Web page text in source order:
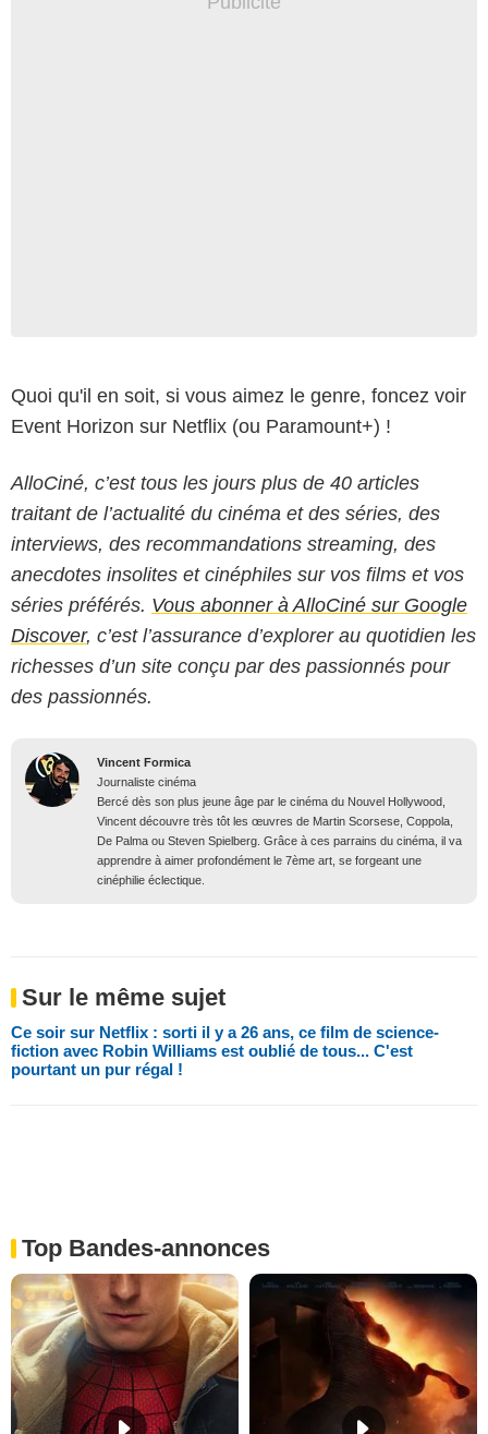
Quoi qu'il en soit, si vous aimez le genre, foncez voir
Event Horizon sur Netflix (ou Paramount+) !
AlloCiné, c’est tous les jours plus de 40 articles
traitant de l’actualité du cinéma et des séries, des
interviews, des recommandations streaming, des
anecdotes insolites et cinéphiles sur vos films et vos
séries préférés. Vous abonner à AlloCiné sur Google
Discover, c’est l’assurance d’explorer au quotidien les
richesses d’un site conçu par des passionnés pour
des passionnés.
Vincent Formica
Journaliste cinéma
Bercé dès son plus jeune âge par le cinéma du Nouvel Hollywood,
Vincent découvre très tôt les œuvres de Martin Scorsese, Coppola,
De Palma ou Steven Spielberg. Grâce à ces parrains du cinéma, il va
apprendre à aimer profondément le 7ème art, se forgeant une
cinéphilie éclectique.
Sur le même sujet
Ce soir sur Netflix : sorti il y a 26 ans, ce film de science-
fiction avec Robin Williams est oublié de tous... C'est
pourtant un pur régal !
Top Bandes-annonces